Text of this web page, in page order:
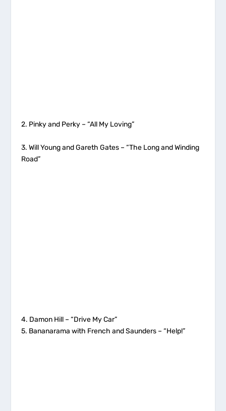
2. Pinky and Perky – “All My Loving”
3. Will Young and Gareth Gates – “The Long and Winding
Road”
4. Damon Hill – “Drive My Car”
5. Bananarama with French and Saunders – “Help!”